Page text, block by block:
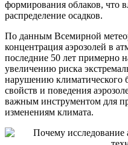
формирования облаков, что
распределение осадков.
По данным Всемирной
концентрация аэрозолей в
последние 50 лет примерно
увеличению риска
нарушению климатического
свойств и поведения
важным инструментом для
изменениям климата.